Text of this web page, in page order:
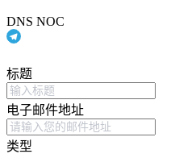
DNS NOC
标题
电子邮件地址
类型